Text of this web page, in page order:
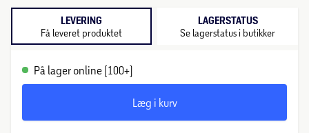
LEVERING
Få leveret produktet
LAGERSTATUS
Se lagerstatus i butikker
På lager online (100+)
Læg i kurv